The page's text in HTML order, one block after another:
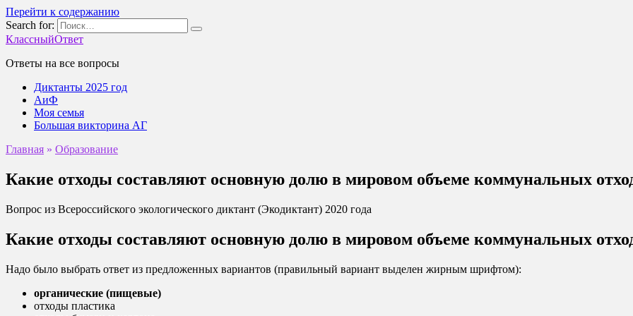
Перейти к содержанию
Search for:
КлассныйОтвет
Ответы на все вопросы
Диктанты 2025 год
АиФ
Моя семья
Большая викторина АГ
Главная » Образование
Какие отходы составляют основную долю в мировом объеме коммунальных
Вопрос из Всероссийского экологического диктант (Экодиктант) 2020 года
Какие отходы составляют основную долю в мировом объеме коммунальных
Надо было выбрать ответ из предложенных вариантов (правильный вариант выделен жирным шрифтом):
органические (пищевые)
отходы пластика